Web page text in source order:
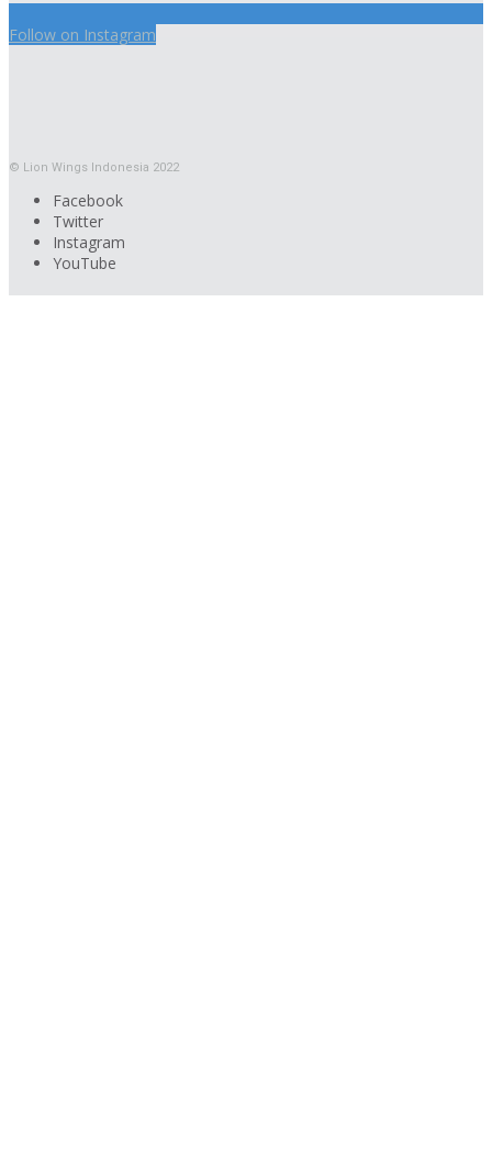
Follow on Instagram
© Lion Wings Indonesia 2022
Facebook
Twitter
Instagram
YouTube